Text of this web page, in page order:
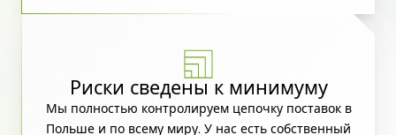
Риски сведены к минимуму
Мы полностью контролируем цепочку поставок в
Польше и по всему миру. У нас есть собственный